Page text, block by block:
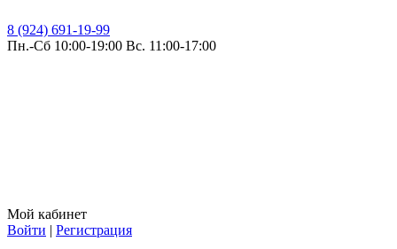
8 (924) 691-19-99
Пн.-Сб 10:00-19:00 Вс. 11:00-17:00
Мой кабинет
Войти | Регистрация